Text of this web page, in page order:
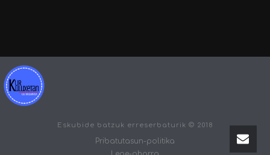
Eskubide batzuk erreserbaturik © 2018
Pribatutasun-politika